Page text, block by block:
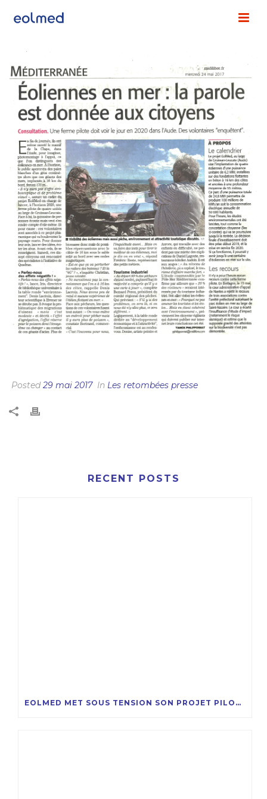
Posted29 mai 2017 In Les retombées presse
RECENT POSTS
EOLMED MET SOUS TENSION SON PROJET PILOTE D’ÉOLIENNES FLOTTANTES